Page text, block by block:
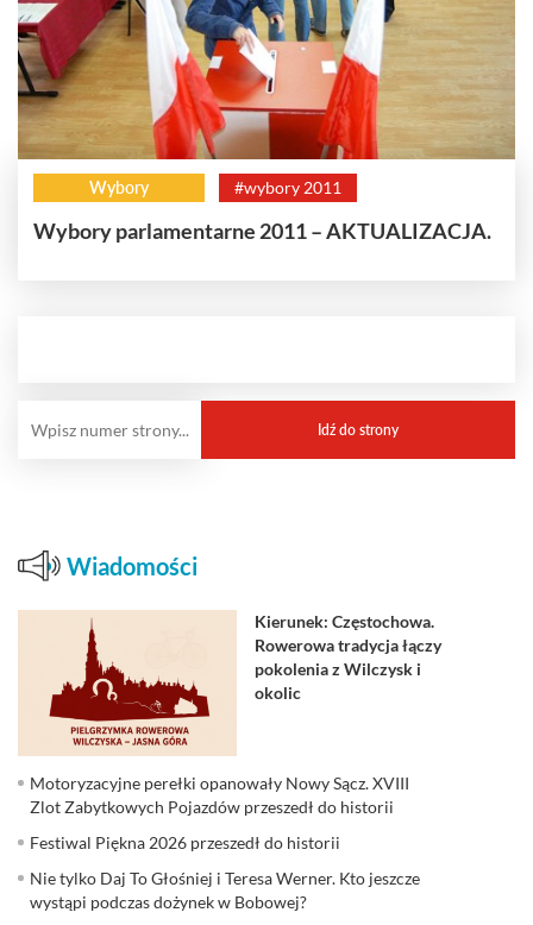
Wybory #wybory 2011
Wybory parlamentarne 2011 – AKTUALIZACJA.
Wiadomości
Kierunek: Częstochowa.
Rowerowa tradycja łączy
pokolenia z Wilczysk i
okolic
Motoryzacyjne perełki opanowały Nowy Sącz. XVIII
Zlot Zabytkowych Pojazdów przeszedł do historii
Festiwal Piękna 2026 przeszedł do historii
Nie tylko Daj To Głośniej i Teresa Werner. Kto jeszcze
wystąpi podczas dożynek w Bobowej?